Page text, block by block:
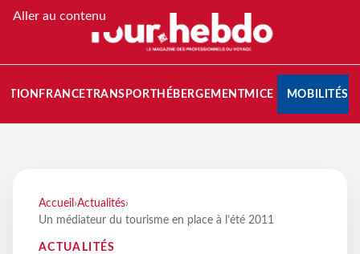
Aller au contenu
FRANCETRANSPORT HÉBERGEMENTMICE MOBILITÉS
Accueil ›Actualités›
Un médiateur du tourisme en place à l’été 2011
ACTUALITÉS